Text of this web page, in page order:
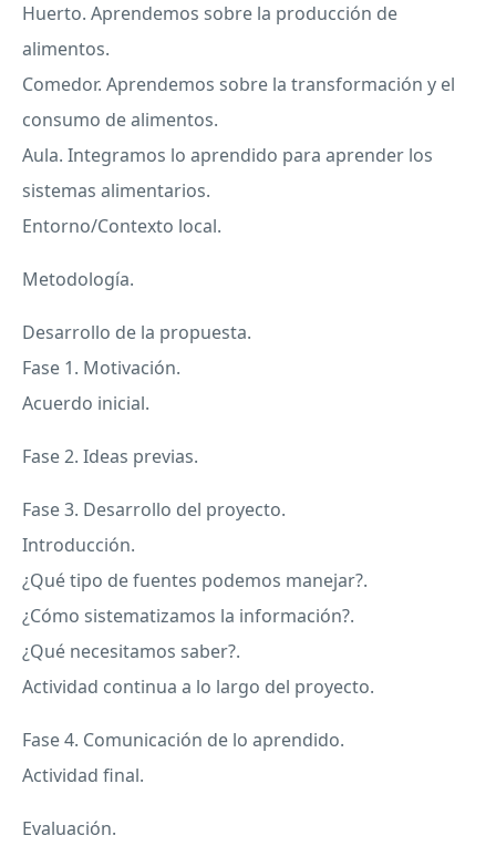
Huerto. Aprendemos sobre la producción de
alimentos.
Comedor. Aprendemos sobre la transformación y el
consumo de alimentos.
Aula. Integramos lo aprendido para aprender los
sistemas alimentarios.
Entorno/Contexto local.
Metodología.
Desarrollo de la propuesta.
Fase 1. Motivación.
Acuerdo inicial.
Fase 2. Ideas previas.
Fase 3. Desarrollo del proyecto.
Introducción.
¿Qué tipo de fuentes podemos manejar?.
¿Cómo sistematizamos la información?.
¿Qué necesitamos saber?.
Actividad continua a lo largo del proyecto.
Fase 4. Comunicación de lo aprendido.
Actividad final.
Evaluación.